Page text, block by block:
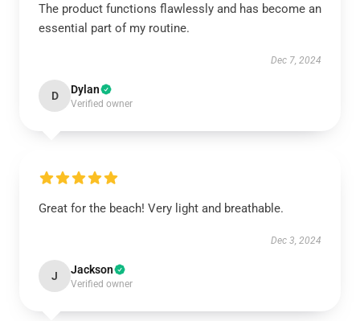
The product functions flawlessly and has become an
essential part of my routine.
Dec 7, 2024
D Dylan
Verified owner
Great for the beach! Very light and breathable.
Dec 3, 2024
J Jackson
Verified owner